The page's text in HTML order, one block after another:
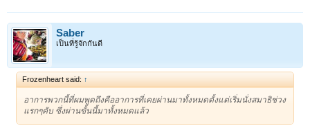
Saber
เป็นที่รู้จักกันดี
Frozenheart said: ↑
อาการพวกนี้ที่ผมพูดถึงคืออาการที่เคยผ่านมาทั้งหมดตั้งแต่เริ่มนั่งสมาธิช่วง
แรกๆคับ ซึ่งผ่านขั้นนี้มาทั้งหมดแล้ว